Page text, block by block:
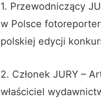
1. Przewodniczący
w Polsce
polskiej edycji
2. Członek JURY –
właściciel